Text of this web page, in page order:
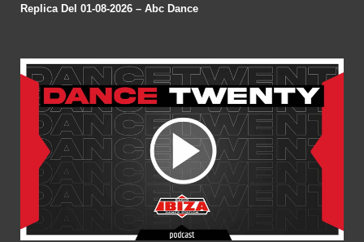
Replica Del 01-08-2026 – Abc Dance